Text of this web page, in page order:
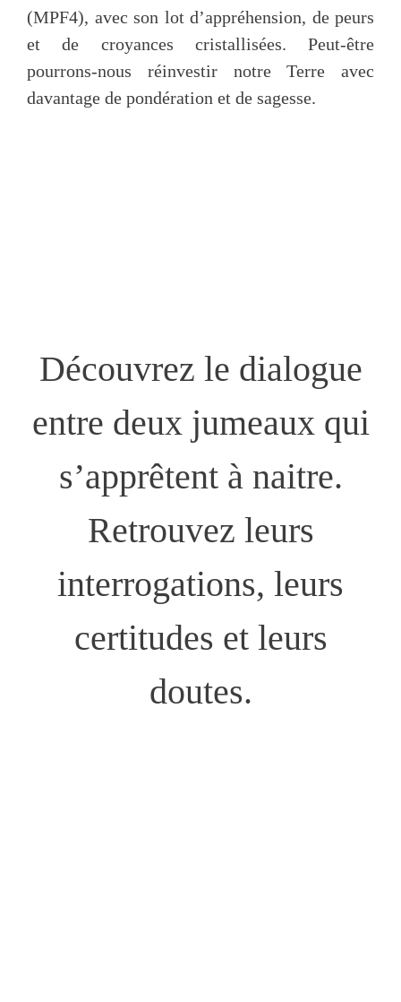
(MPF4), avec son lot d’appréhension, de peurs
et de croyances cristallisées. Peut-être
pourrons-nous réinvestir notre Terre avec
davantage de pondération et de sagesse.
Découvrez le dialogue
entre deux jumeaux qui
s’apprêtent à naitre.
Retrouvez leurs
interrogations, leurs
certitudes et leurs
doutes.